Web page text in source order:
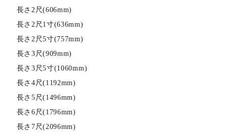
長さ2尺(606mm)
長さ2尺1寸(636mm)
長さ2尺5寸(757mm)
長さ3尺(909mm)
長さ3尺5寸(1060mm)
長さ4尺(1192mm)
長さ5尺(1496mm)
長さ6尺(1796mm)
長さ7尺(2096mm)